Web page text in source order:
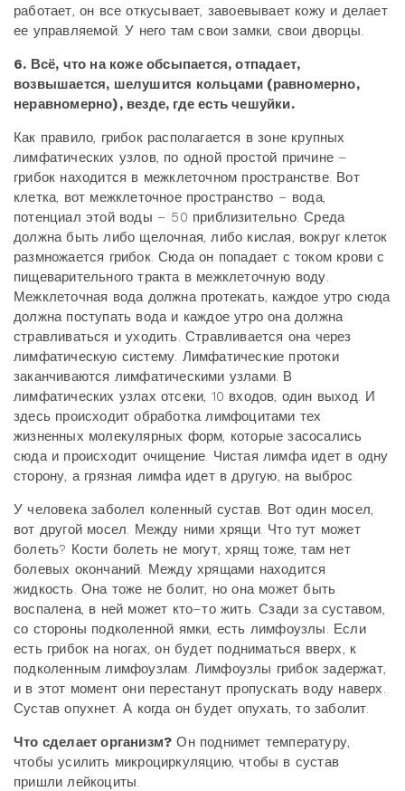
работает, он все откусывает, завоевывает кожу и делает
ее управляемой. У него там свои замки, свои дворцы.
6. Всё, что на коже обсыпается, отпадает,
возвышается, шелушится кольцами (равномерно,
неравномерно), везде, где есть чешуйки.
Как правило, грибок располагается в зоне крупных
лимфатических узлов, по одной простой причине –
грибок находится в межклеточном пространстве. Вот
клетка, вот межклеточное пространство – вода,
потенциал этой воды – 50 приблизительно. Среда
должна быть либо щелочная, либо кислая, вокруг клеток
размножается грибок. Сюда он попадает с током крови с
пищеварительного тракта в межклеточную воду.
Межклеточная вода должна протекать, каждое утро сюда
должна поступать вода и каждое утро она должна
стравливаться и уходить. Стравливается она через
лимфатическую систему. Лимфатические протоки
заканчиваются лимфатическими узлами. В
лимфатических узлах отсеки, 10 входов, один выход. И
здесь происходит обработка лимфоцитами тех
жизненных молекулярных форм, которые засосались
сюда и происходит очищение. Чистая лимфа идет в одну
сторону, а грязная лимфа идет в другую, на выброс.
У человека заболел коленный сустав. Вот один мосел,
вот другой мосел. Между ними хрящи. Что тут может
болеть? Кости болеть не могут, хрящ тоже, там нет
болевых окончаний. Между хрящами находится
жидкость. Она тоже не болит, но она может быть
воспалена, в ней может кто–то жить. Сзади за суставом,
со стороны подколенной ямки, есть лимфоузлы. Если
есть грибок на ногах, он будет подниматься вверх, к
подколенным лимфоузлам. Лимфоузлы грибок задержат,
и в этот момент они перестанут пропускать воду наверх.
Сустав опухнет. А когда он будет опухать, то заболит.
Что сделает организм? Он поднимет температуру,
чтобы усилить микроциркуляцию, чтобы в сустав
пришли лейкоциты.